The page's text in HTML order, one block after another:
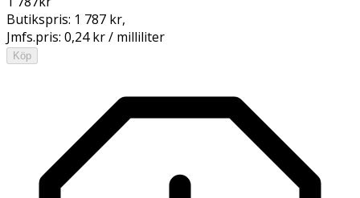
Butikspris: 1 787 kr,
Jmfs.pris: 0,24 kr / milliliter
Köp